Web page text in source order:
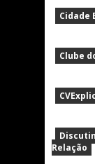
Cidade
Clube
Relação